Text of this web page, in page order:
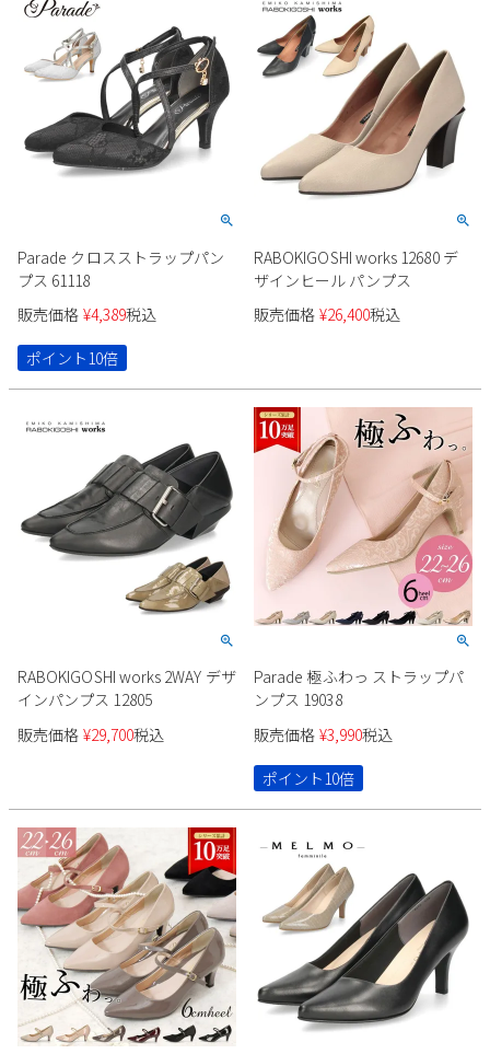
新規会員登録
会社概要
プライバシーポリシー
特定商取引法に基づく表示
お問い合わせ
Parade クロスストラップパン
プス 61118
販売価格 ¥4,389税込
ポイント10倍
RABOKIGOSHI works 12680 デ
ザインヒール パンプス
販売価格 ¥26,400税込
RABOKIGOSHI works 2WAY デザ
インパンプス 12805
販売価格 ¥29,700税込
Parade 極ふわっ ストラップパ
ンプス 19038
販売価格 ¥3,990税込
ポイント10倍